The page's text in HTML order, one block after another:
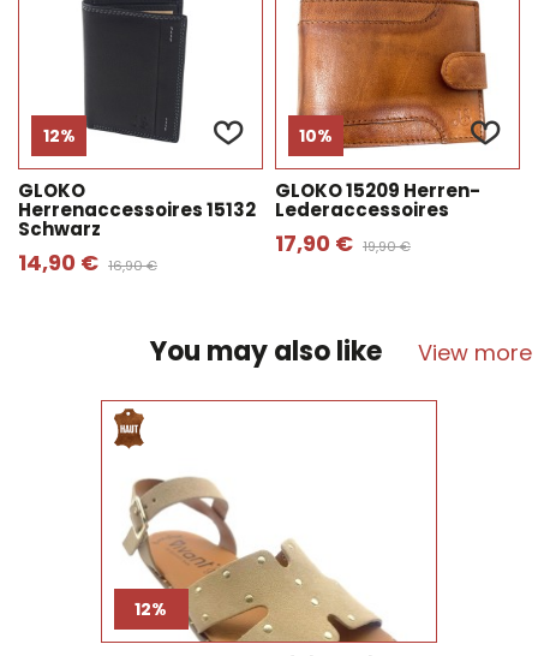
12%
GLOKO
Herrenaccessoires 15132
Schwarz
14,90 € 16,90 €
10%
GLOKO 15209 Herren-
Lederaccessoires
17,90 € 19,90 €
You may also like View more
12%